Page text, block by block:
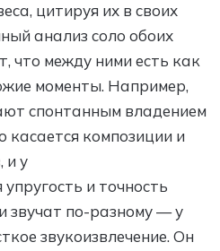
цитируя их в своих
анализ соло обоих
что между ними есть как
моменты. Например,
спонтанным владением
касается композиции и
и у
и точность
звучат по-разному — у
звукоизвлечение. Он